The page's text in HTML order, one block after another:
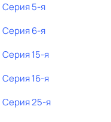
Серия 5-я
Серия 6-я
Серия 15-я
Серия 16-я
Серия 25-я